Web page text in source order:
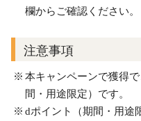
欄からご確認ください。
注意事項
本キャンペーンで獲得
間・用途限定）です。
dポイント（期間・用途